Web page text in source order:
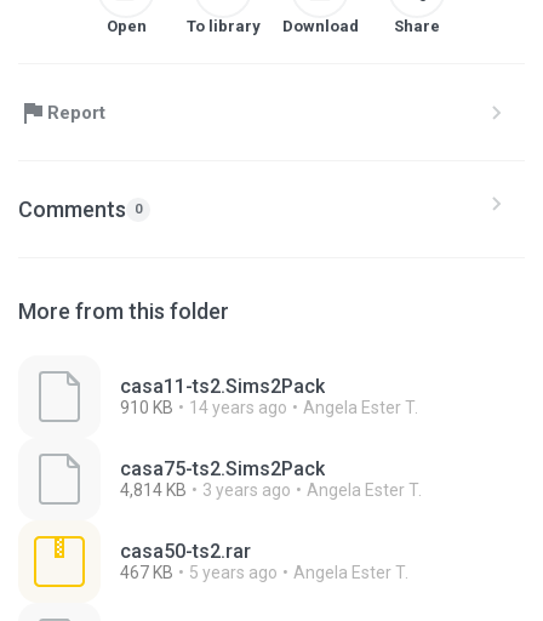
Open To library Download Share
Report
Comments 0
More from this folder
casa11-ts2.Sims2Pack
910 KB 14 years ago Angela Ester T.
casa75-ts2.Sims2Pack
4,814 KB 3 years ago Angela Ester T.
casa50-ts2.rar
467 KB 5 years ago Angela Ester T.